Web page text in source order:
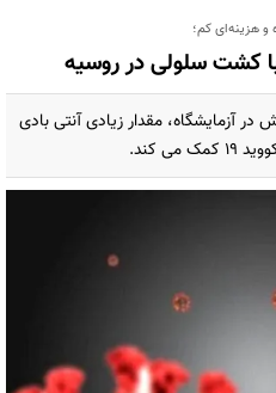
و هزینه‌ای کم؛
با کشت سلولی در روسیه
مقدار زیادی آنتی بادی
کند.